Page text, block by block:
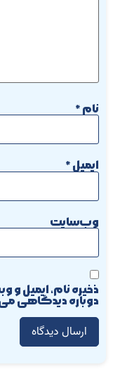
نام*
ایمیل*
وب‌سایت
ذخیره نام، ایمیل و
دوباره دیدگاهی